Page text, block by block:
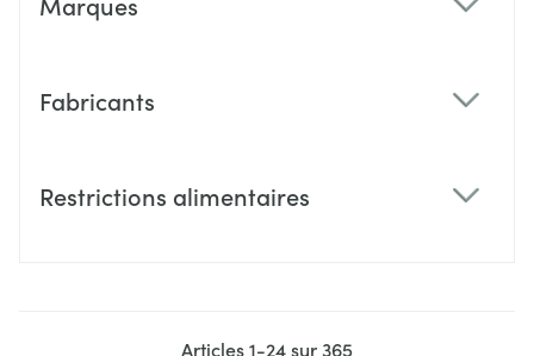
Fabricants
Restrictions alimentaires
Articles1-24sur365